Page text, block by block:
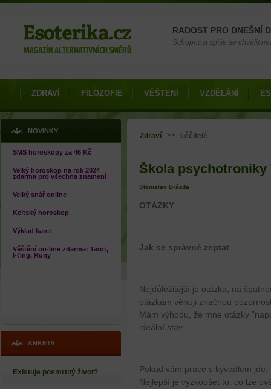
RADOST PRO DNEŠNÍ
Schopnost spíše se chválit
ZDRAVÍ FILOZOFIE VĚŠTENÍ VZDĚLÁNÍ
NOVINKY
SMS horoskopy za 46 Kč
Velký horoskop na rok 2024
zdarma pro všechna znamení
Velký snář online
Keltský horoskop
Výklad karet
Věštění on-line zdarma: Tarot,
I-ťing, Runy
ANKETA
Existuje posmrtný život?
Jste zde
Zdraví >> Léčitelé
Škola psychotroniky
Stanislav Brázda
OTÁZKY
Jak se správně zeptat
Nejdůležitější je otázka, na
otázkám věnuji značnou
Mám výhodu, že mne otázky
ideální stav.
Pokud vám práce s kyvadlem
Nejlepší je vyzkoušet to, co lze